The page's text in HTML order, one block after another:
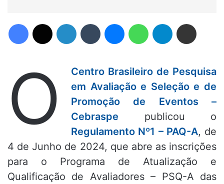
O
Centro Brasileiro de Pesquisa
em Avaliação e Seleção e de
Promoção de Eventos –
Cebraspe publicou o
Regulamento Nº1 – PAQ-A, de
4 de Junho de 2024, que abre as inscrições
para o Programa de Atualização e
Qualificação de Avaliadores – PSQ-A das